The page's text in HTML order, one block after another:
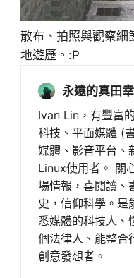
散布、拍照與觀察細
地遊歷。:P
永遠的真田
Ivan Lin，有豐富
科技、平面媒體 (
媒體、影音平台、
Linux使用者。 關
場情報，喜閱讀、
史，信仰科學。是
悉媒體的科技人、
個法律人、能整合
創意發想者。